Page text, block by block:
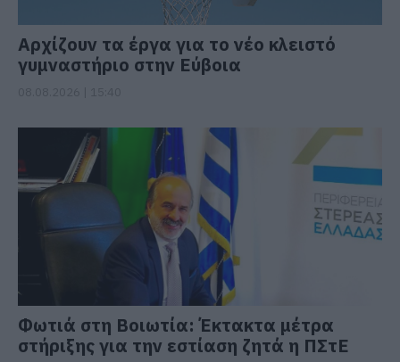
Αρχίζουν τα έργα για το νέο κλειστό
γυμναστήριο στην Εύβοια
Φωτιά στη Βοιωτία: Έκτακτα μέτρα
στήριξης για την εστίαση ζητά η ΠΣτΕ